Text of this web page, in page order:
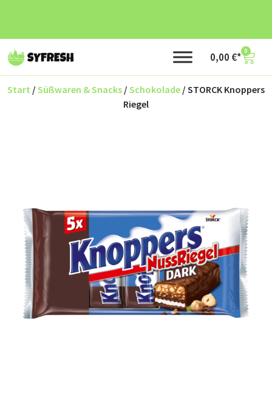
0,00 € 0
Start / Süßwaren & Snacks / Schokolade / STORCK Knoppers
Riegel